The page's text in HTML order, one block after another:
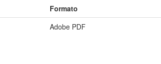
Formato
Adobe PDF